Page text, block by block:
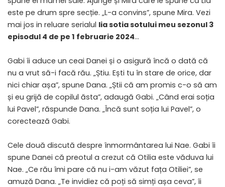
este pe drum spre secție. „L-a convins”, spune Mira. Vezi
mai jos in reluare serialul lia sotia sotului meu sezonul 3
episodul 4 de pe 1 februarie 2024…
Gabi îi aduce un ceai Danei și o asigură încă o dată că
nu a vrut să-i facă rău. „Știu. Ești tu în stare de orice, dar
nici chiar așa”, spune Dana. „Știi că am promis c-o să am
și eu grijă de copilul ăsta”, adaugă Gabi. „Când erai soția
lui Pavel”, răspunde Dana. „Încă sunt soția lui Pavel”, o
corectează Gabi.
Cele două discută despre înmormântarea lui Nae. Gabi îi
spune Danei că preotul a crezut că Otilia este văduva lui
Nae. „Ce rău îmi pare că nu i-am văzut fața Otiliei”, se
amuză Dana. „Te invidiez că poți să simți așa ceva”, îi